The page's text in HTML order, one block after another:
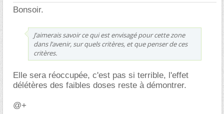
Bonsoir.
J’aimerais savoir ce qui est envisagé pour cette zone
dans l’avenir, sur quels critères, et que penser de ces
critères.
Elle sera réoccupée, c'est pas si terrible, l'effet
délétères des faibles doses reste à démontrer.
@+